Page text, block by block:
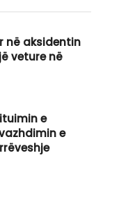
në aksidentin
veture në
e
e